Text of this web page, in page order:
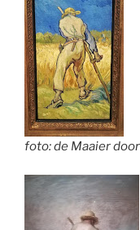
foto: de Maaier